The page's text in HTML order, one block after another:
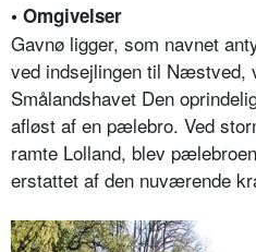
• Omgivelser
Gavnø ligger, som navnet
ved indsejlingen til Næstved,
Smålandshavet Den
afløst af en pælebro. Ved
ramte Lolland, blev
erstattet af den nuværende